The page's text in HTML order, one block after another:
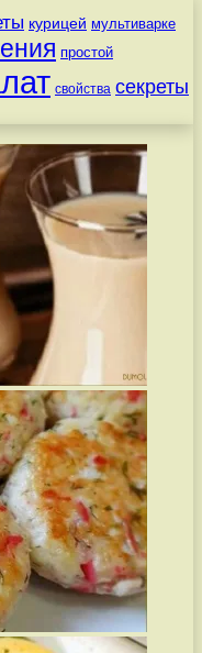
курицей мультиварке
простой
свойства секреты